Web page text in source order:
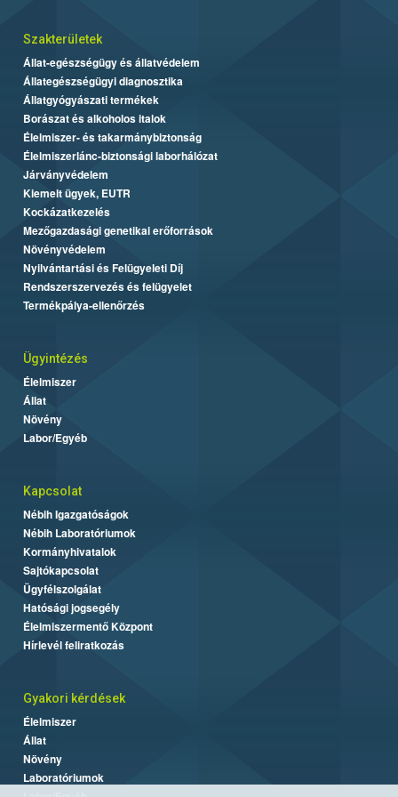
Szakterületek
Állat-egészségügy és állatvédelem
Állategészségügyi diagnosztika
Állatgyógyászati termékek
Borászat és alkoholos italok
Élelmiszer- és takarmánybiztonság
Élelmiszerlánc-biztonsági laborhálózat
Járványvédelem
Kiemelt ügyek, EUTR
Kockázatkezelés
Mezőgazdasági genetikai erőforrások
Növényvédelem
Nyilvántartási és Felügyeleti Díj
Rendszerszervezés és felügyelet
Termékpálya-ellenőrzés
Ügyintézés
Élelmiszer
Állat
Növény
Labor/Egyéb
Kapcsolat
Nébih Igazgatóságok
Nébih Laboratóriumok
Kormányhivatalok
Sajtókapcsolat
Ügyfélszolgálat
Hatósági jogsegély
Élelmiszermentő Központ
Hírlevél feliratkozás
Gyakori kérdések
Élelmiszer
Állat
Növény
Laboratóriumok